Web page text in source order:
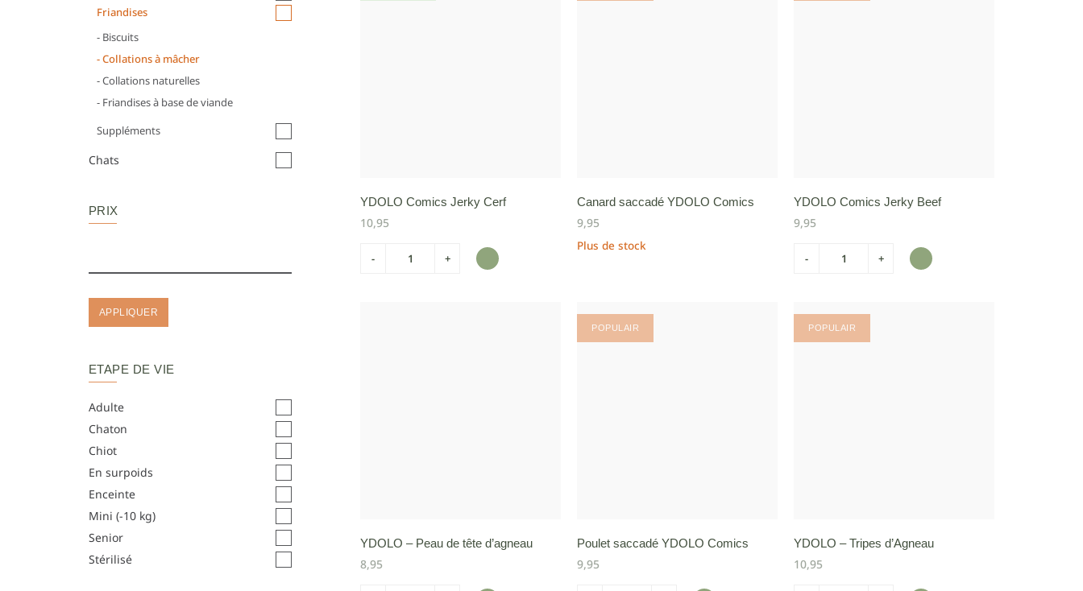
Friandises
- Biscuits
- Collations à mâcher
- Collations naturelles
- Friandises à base de viande
Suppléments
Chats
PRIX
APPLIQUER
ETAPE DE VIE
Adulte
Chaton
Chiot
En surpoids
Enceinte
Mini (-10 kg)
Senior
Stérilisé
YDOLO Comics Jerky Cerf
10,95
- +
Canard saccadé YDOLO Comics
9,95
Plus de stock
YDOLO Comics Jerky Beef
9,95
- +
YDOLO – Peau de tête d’agneau
8,95
POPULAIR
Poulet saccadé YDOLO Comics
9,95
POPULAIR
YDOLO – Tripes d’Agneau
10,95